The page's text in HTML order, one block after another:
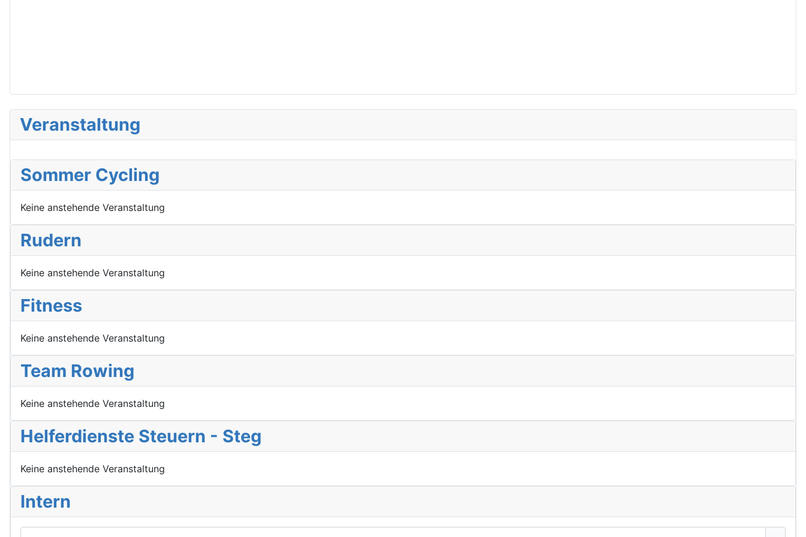
Veranstaltung
Sommer Cycling
Keine anstehende Veranstaltung
Rudern
Keine anstehende Veranstaltung
Fitness
Keine anstehende Veranstaltung
Team Rowing
Keine anstehende Veranstaltung
Helferdienste Steuern - Steg
Keine anstehende Veranstaltung
Intern